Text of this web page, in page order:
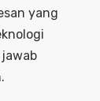
yang